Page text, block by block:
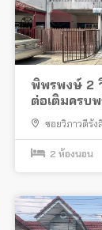
พิพรพงษ์ 2
ต่อเติมครบ
บินดอนเมือง
ซอยวิภาวดีรัง
กรุงเทพมหานคร
2 ห้องนอน